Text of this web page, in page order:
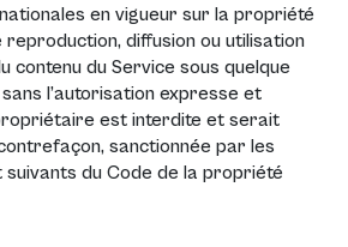
en vigueur sur la propriété
reproduction, diffusion ou utilisation
contenu du Service sous quelque
l’autorisation expresse et
est interdite et serait
sanctionnée par les
du Code de la propriété